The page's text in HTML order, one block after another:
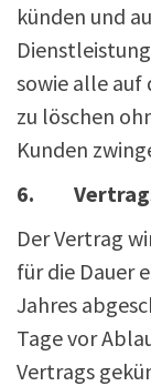
künden und
sowie alle auf
zu löschen
Kunden
6.
Der Vertrag
für die Dauer
Jahres
Tage vor
Vertrags